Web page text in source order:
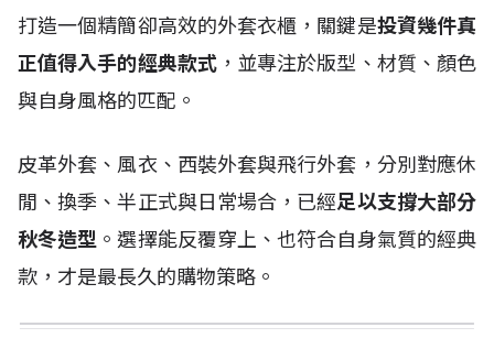
打造一個精簡卻高效的外套衣櫃，關鍵是投資幾件真
正值得入手的經典款式，並專注於版型、材質、顏色
與自身風格的匹配。
皮革外套、風衣、西裝外套與飛行外套，分別對應休
閒、換季、半正式與日常場合，已經足以支撐大部分
秋冬造型 。選擇能反覆穿上、也符合自身氣質的經典
款，才是最長久的購物策略。